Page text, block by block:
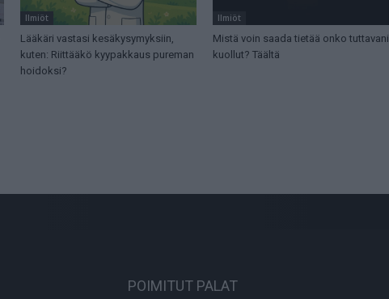
Ilmiöt
Lääkäri vastasi kesäkysymyksiin,
kuten: Riittääkö kyypakkaus pureman
hoidoksi?
Ilmiöt
Mistä voin saada tietää onko tuttavani
kuollut? Täältä
POIMITUT PALAT